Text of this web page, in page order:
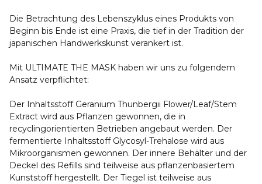
Die Betrachtung des Lebenszyklus eines Produkts von
Beginn bis Ende ist eine Praxis, die tief in der Tradition der
japanischen Handwerkskunst verankert ist.
Mit ULTIMATE THE MASK haben wir uns zu folgendem
Ansatz verpflichtet:
Der Inhaltsstoff Geranium Thunbergii Flower/Leaf/Stem
Extract wird aus Pflanzen gewonnen, die in
recyclingorientierten Betrieben angebaut werden. Der
fermentierte Inhaltsstoff Glycosyl-Trehalose wird aus
Mikroorganismen gewonnen. Der innere Behälter und der
Deckel des Refills sind teilweise aus pflanzenbasiertem
Kunststoff hergestellt. Der Tiegel ist teilweise aus